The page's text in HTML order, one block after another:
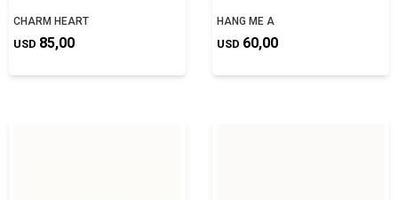
CHARM HEART
USD 85,00
HANG ME A
USD 60,00